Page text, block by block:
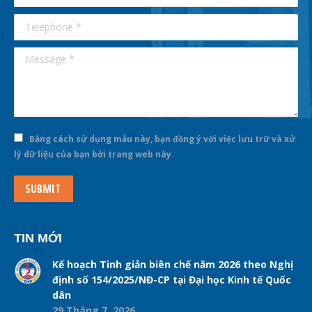
Telephone *
Message *
Bằng cách sử dụng mẫu này, bạn đồng ý với việc lưu trữ và xử
lý dữ liệu của bạn bởi trang web này.
SUBMIT
TIN MỚI
Kế hoạch Tinh giản biên chế năm 2026 theo Nghị
định số 154/2025/NĐ-CP tại Đại học Kinh tế Quốc
dân